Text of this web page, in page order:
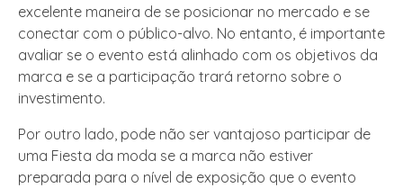
excelente maneira de se posicionar no mercado e se
conectar com o público-alvo. No entanto, é importante
avaliar se o evento está alinhado com os objetivos da
marca e se a participação trará retorno sobre o
investimento.
Por outro lado, pode não ser vantajoso participar de
uma Fiesta da moda se a marca não estiver
preparada para o nível de exposição que o evento